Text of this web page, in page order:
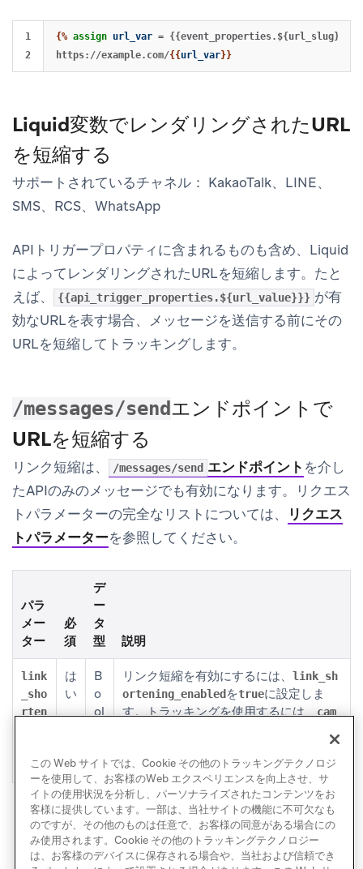
1
{% assign url_var = {{event_properties.${url_slug}}}
https://example.com/{{ url_var}}
Liquid変数でレンダリングされたURL
を短縮する
サポートされているチャネル： KakaoTalk、LINE、
SMS、RCS、WhatsApp
APIトリガープロパティに含まれるものも含め、Liquid
によってレンダリングされたURLを短縮します。たと
えば、
{{api_trigger_properties.${url_value}}} が有
効なURLを表す場合、メッセージを送信する前にその
URLを短縮してトラッキングします。
/messages/sendエンドポイントで
URLを短縮する
リンク短縮は、 /messages/send エンドポイント を介し
たAPIのみのメッセージでも有効になります。リクエス
トパラメーターの完全なリストについては、
リクエス
トパラメーターを参照してください。
パラ
メー
ター
必
須
デ
ー
タ
型
説明
link
_sho
rten
led
は
い
B
o
ol
n
リンク短縮を有効にするには、
link_sh
ortening_enabled をtrueに設定しま
す。トラッキングを使用するには、cam
この Web サイトでは、Cookie その他のトラッキングテクノロジ
ーを使用して、お客様のWeb エクスペリエンスを向上させ、サ
イトの使用状況を分析し、パーソナライズされたコンテンツをお
客様に提供しています。一部は、当社サイトの機能に不可欠なも
のですが、その他のものは任意で、お客様の同意がある場合にの
み使用されます。Cookie その他のトラッキングテクノロジー
は、お客様のデバイスに保存される場合や、当社および信頼でき